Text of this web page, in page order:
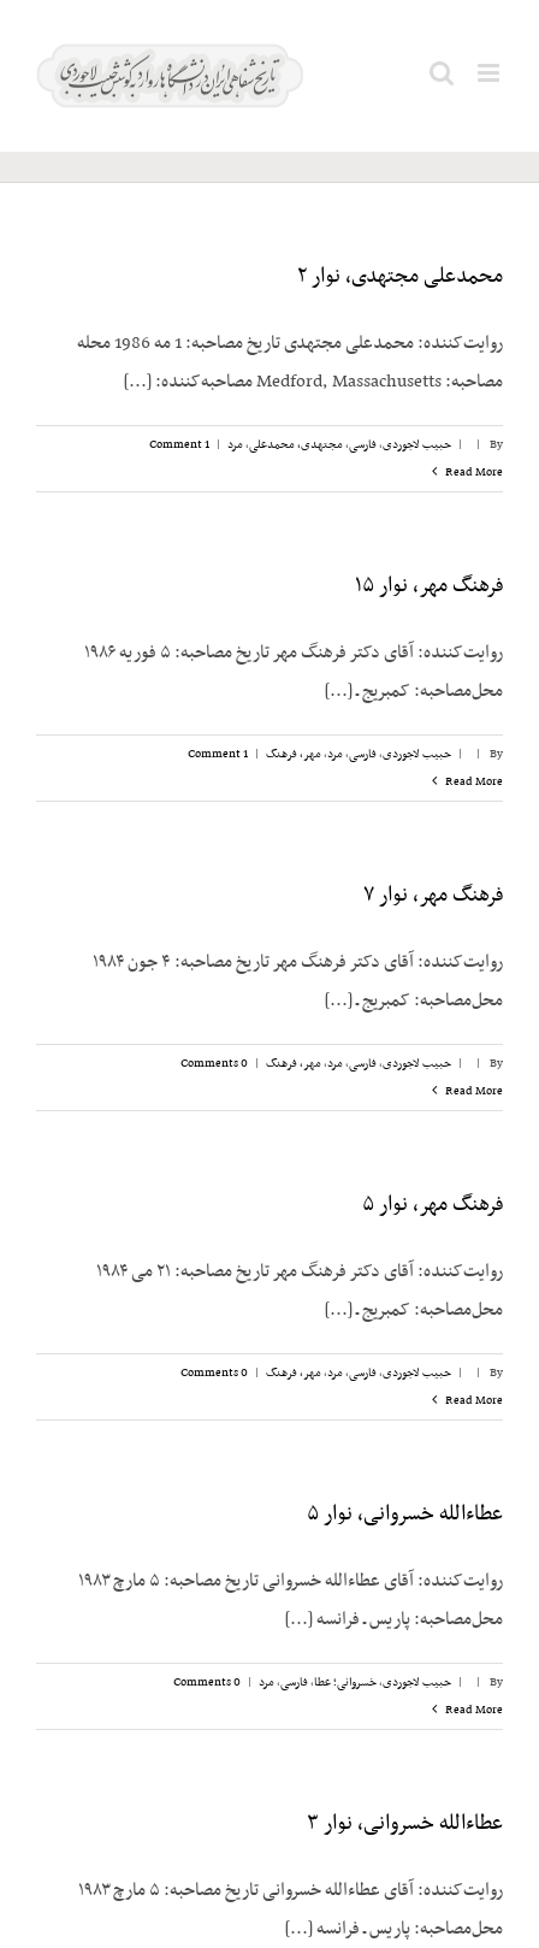
وزارت
محمدعلی مجتهدی، نوار ۲
روایت‌کننده: محمدعلی مجتهدی تاریخ مصاحبه: 1 مه 1986 محله
مصاحبه: Medford, Massachusetts مصاحبه‌کننده: [...]
By
|
| حبیب لاجوردی,فارسی,مجتهدی، محمدعلی,مرد |
1 Comment
Read More
فرهنگ مهر، نوار ۱۵
روایت‌کننده: آقای دکتر فرهنگ مهر تاریخ مصاحبه: ۵ فوریه ۱۹۸۶
محل‌مصاحبه: کمبریج ـ [...]
By
|
| حبیب لاجوردی,فارسی,مرد,مهر، فرهنگ |
1 Comment
Read More
فرهنگ مهر، نوار ۷
روایت‌کننده: آقای دکتر فرهنگ مهر تاریخ مصاحبه: ۴ جون ۱۹۸۴
محل‌مصاحبه: کمبریج ـ [...]
By
|
| حبیب لاجوردی,فارسی,مرد,مهر، فرهنگ |
0 Comments
Read More
فرهنگ مهر، نوار ۵
روایت‌کننده: آقای دکتر فرهنگ مهر تاریخ مصاحبه: ۲۱ می ۱۹۸۴
محل‌مصاحبه: کمبریج ـ [...]
By
|
| حبیب لاجوردی,فارسی,مرد,مهر، فرهنگ |
0 Comments
Read More
عطاءالله خسروانی، نوار ۵
روایت‌کننده: آقای عطاءالله خسروانی تاریخ مصاحبه: ۵ مارچ ۱۹۸۳
محل‌مصاحبه: پاریس ـ فرانسه [...]
By
|
| حبیب لاجوردی,خسروانی؛ عطا,فارسی,مرد |
0 Comments
Read More
عطاءالله خسروانی، نوار ۳
روایت‌کننده: آقای عطاءالله خسروانی تاریخ مصاحبه: ۵ مارچ ۱۹۸۳
محل‌مصاحبه: پاریس ـ فرانسه [...]